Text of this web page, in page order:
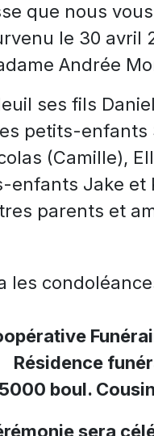
que nous
le 30 avril
Andrée
ses fils
petits-enfants
(Camille),
Jake et
parents et
les
Résidence
5000 boul.
sera